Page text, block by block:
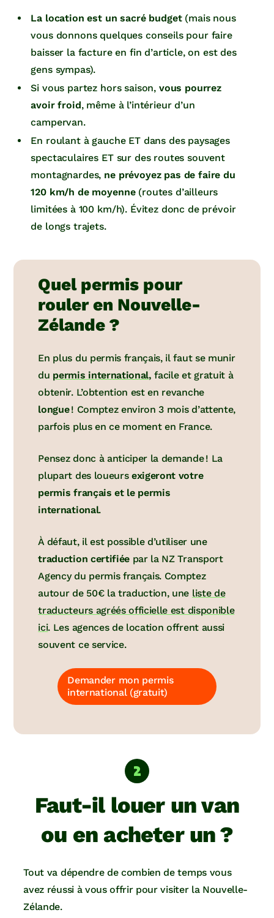
La location est un sacré budget(mais nous
vous donnons quelques conseils pour faire
baisser la facture en fin d’article, on est des
gens sympas).
Si vous partez hors saison, vous pourrez
avoir froid, même à l’intérieur d’un
campervan.
En roulant à gauche ET dans des paysages
spectaculaires ET sur des routes souvent
montagnardes, ne prévoyez pas de faire du
120 km/h de moyenne(routes d’ailleurs
limitées à 100 km/h). Évitez donc de prévoir
de longs trajets.
Quel permis pour
rouler en Nouvelle-
Zélande ?
En plus du permis français, il faut se munir
du permis international, facile et gratuit à
obtenir. L’obtention est en revanche
longue! Comptez environ 3 mois d’attente,
parfois plus en ce moment en France.
Pensez donc à anticiper la demande ! La
plupart des loueurs exigeront votre
permis français et le permis
international.
À défaut, il est possible d’utiliser une
traduction certifiée par la NZ Transport
Agency du permis français. Comptez
autour de 50€ la traduction, une liste de
traducteurs agréés officielle est disponible
ici. Les agences de location offrent aussi
souvent ce service.
Demander mon permis
international (gratuit)
Faut-il louer un van
ou en acheter un ?
Tout va dépendre de combien de temps vous
avez réussi à vous offrir pour visiter la Nouvelle-
Zélande.